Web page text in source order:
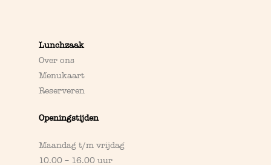
Lunchzaak
Over ons
Menukaart
Reserveren
Openingstijden
Maandag t/m vrijdag
10.00 – 16.00 uur